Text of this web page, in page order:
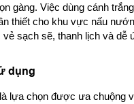
gàng. Việc dùng cánh
thiết cho khu vực nấu
sạch sẽ, thanh lịch và dễ
dụng
lựa chọn được ưa chuộng